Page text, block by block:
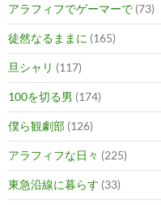
アラフィフでゲーマーで (73)
徒然なるままに (165)
旦シャリ (117)
100を切る男 (174)
僕ら観劇部 (126)
アラフィフな日々 (225)
東急沿線に暮らす (33)